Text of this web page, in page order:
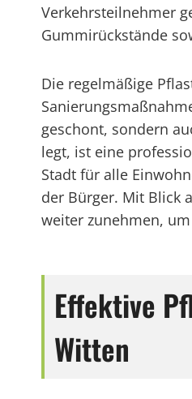
Verkehrsteilnehmer
Gummirückstände
Die regelmäßige
geschont, sondern
legt, ist eine
Stadt für alle
der Bürger. Mit Blick
weiter zunehmen,
Effektive
Witten